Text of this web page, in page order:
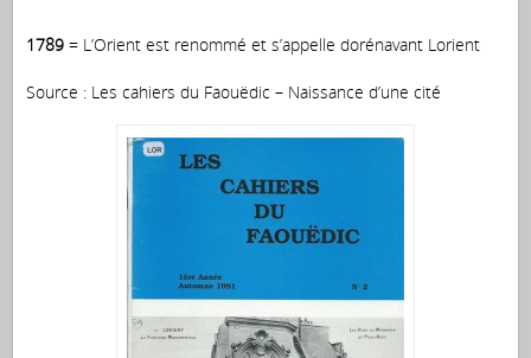
1789= L’Orient est renommé et s’appelle dorénavant Lorient
Source : Les cahiers du Faouëdic – Naissance d’une cité